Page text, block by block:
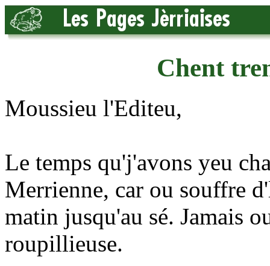
Chent
Moussieu l'Editeu,
Le temps qu'j'avons yeu
Merrienne, car ou souffre
matin jusqu'au sé. Jamais
roupillieuse.